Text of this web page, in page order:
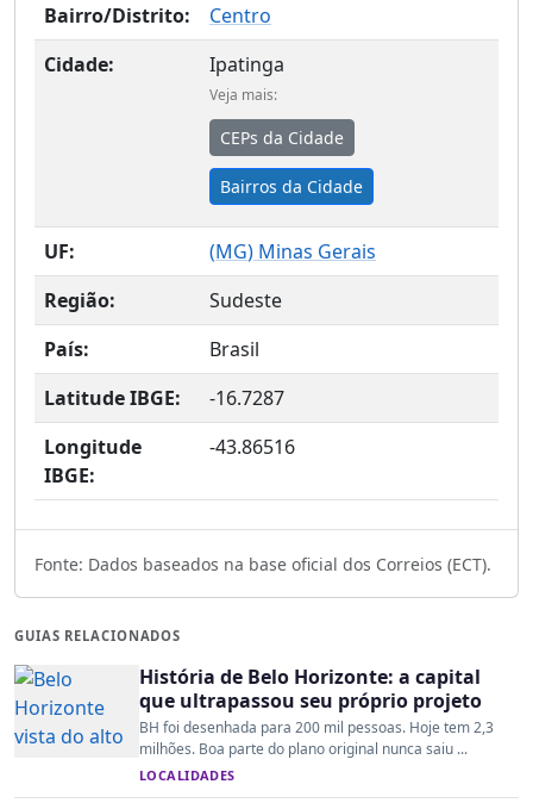
Bairro/Distrito:
Centro
Cidade:
Ipatinga
Veja mais:
CEPs da Cidade
Bairros da Cidade
UF: (MG) Minas Gerais
Região:
Sudeste
País:
Brasil
Latitude IBGE:
-16.7287
Longitude
IBGE:
-43.86516
Fonte: Dados baseados na base oficial dos Correios (ECT).
GUIAS RELACIONADOS
História de Belo Horizonte: a capital
que ultrapassou seu próprio projeto
BH foi desenhada para 200 mil pessoas. Hoje tem 2,3
milhões. Boa parte do plano original nunca saiu ...
LOCALIDADES